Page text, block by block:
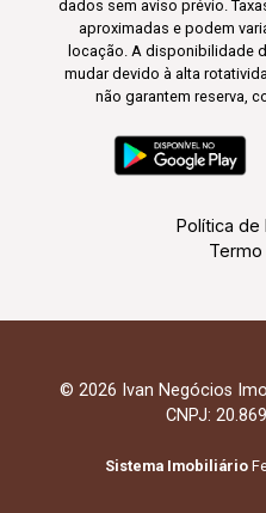
dados sem aviso prévio.
aproximadas e podem
locação. A disponibilidade
mudar devido à alta
não garantem reserva,
Política de
© 2026 Ivan Negócios
CNPJ:
Sistema Imobiliário